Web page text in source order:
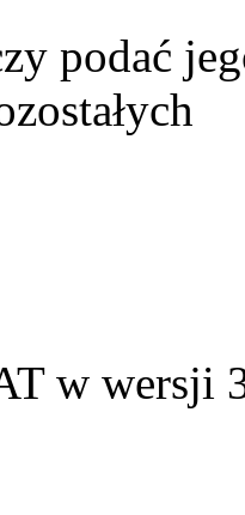
podać
w wersji